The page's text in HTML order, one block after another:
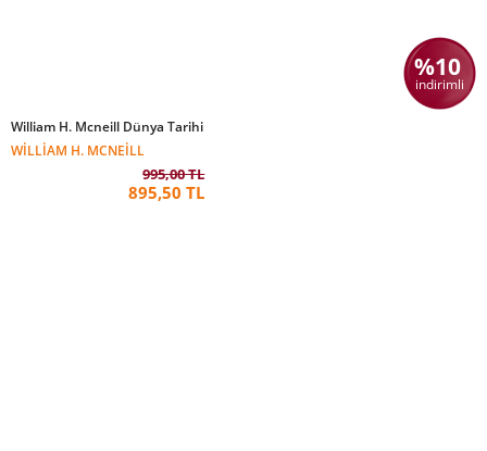
%10
indirimli
William H. Mcneill Dünya Tarihi
WILLIAM H. MCNEILL
995,00 TL
895,50 TL